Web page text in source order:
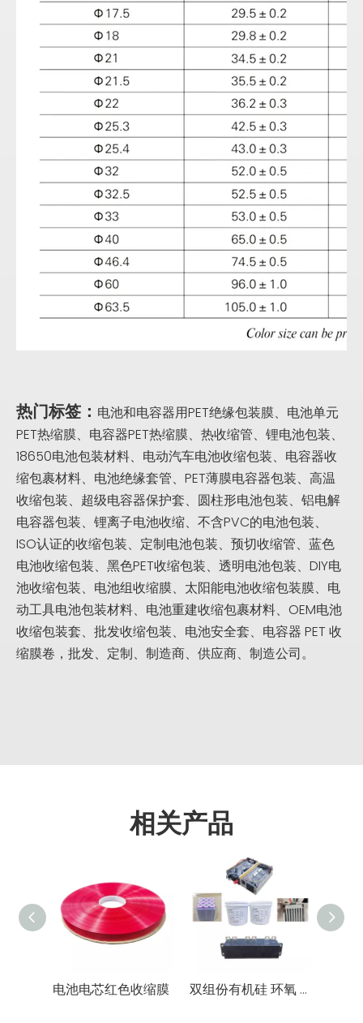
热门标签： 电池和电容器用PET绝缘包装膜、电池单元
PET热缩膜、电容器PET热缩膜、热收缩管、锂电池包装、
18650电池包装材料、电动汽车电池收缩包装、电容器收
缩包裹材料、电池绝缘套管、PET薄膜电容器包装、高温
收缩包装、超级电容器保护套、圆柱形电池包装、铝电解
电容器包装、锂离子电池收缩、不含PVC的电池包装、
ISO认证的收缩包装、定制电池包装、预切收缩管、蓝色
电池收缩包装、黑色PET收缩包装、透明电池包装、DIY电
池收缩包装、电池组收缩膜、太阳能电池收缩包装膜、电
动工具电池包装材料、电池重建收缩包裹材料、OEM电池
收缩包装套、批发收缩包装、电池安全套、电容器 PET 收
缩膜卷，批发、定制、制造商、供应商、制造公司。
相关产品
电池电芯红色收缩膜 双组份有机硅 环氧 聚氨酯 灌封胶